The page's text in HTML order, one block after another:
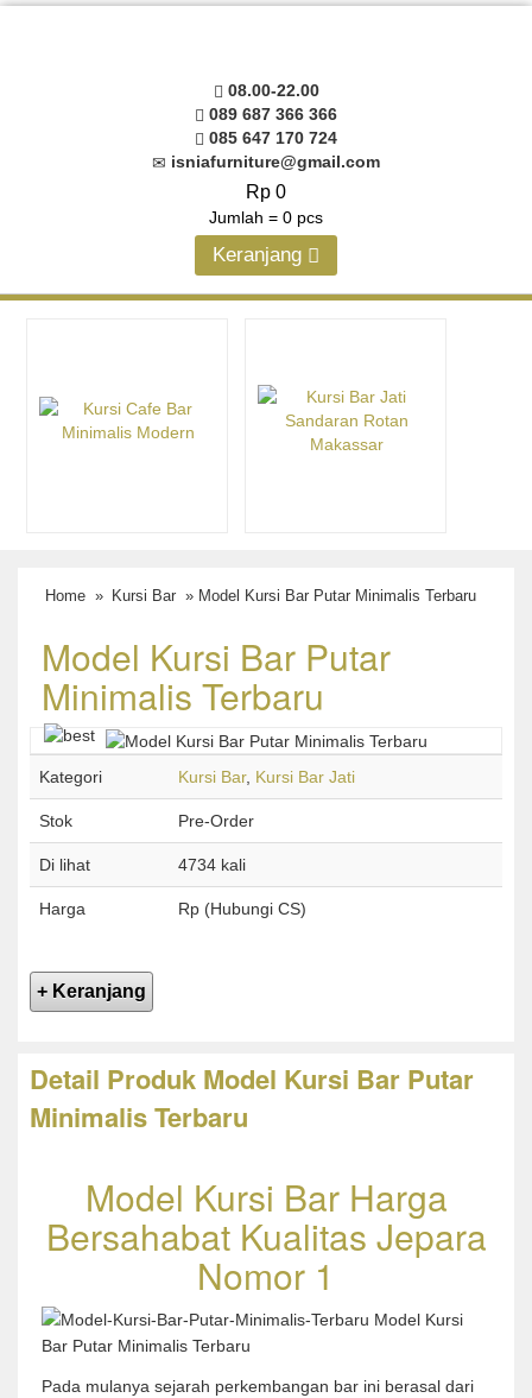
08.00-22.00
089 687 366 366
085 647 170 724
isniafurniture@gmail.com
Rp 0
Jumlah = 0 pcs
Keranjang
Home » Kursi Bar » Model Kursi Bar Putar Minimalis Terbaru
Model Kursi Bar Putar
Minimalis Terbaru
Kategori Kursi Bar, Kursi Bar Jati
Stok Pre-Order
Di lihat 4734 kali
Harga Rp (Hubungi CS)
Detail Produk Model Kursi Bar Putar
Minimalis Terbaru
Model Kursi Bar Harga
Bersahabat Kualitas Jepara
Nomor 1
Pada mulanya sejarah perkembangan bar ini berasal dari